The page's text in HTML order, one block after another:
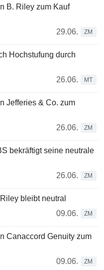
B. Riley zum Kauf
29.06.
ZM
Hochstufung durch
26.06.
MT
Jefferies & Co. zum
26.06.
ZM
bekräftigt seine neutrale
26.06.
ZM
bleibt neutral
09.06.
ZM
Canaccord Genuity zum
09.06.
ZM